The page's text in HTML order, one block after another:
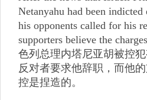
Netanyahu had been
his opponents called for his
supporters believe the
色列总理内塔尼亚胡被控
反对者要求他辞职，而他
控是捏造的。